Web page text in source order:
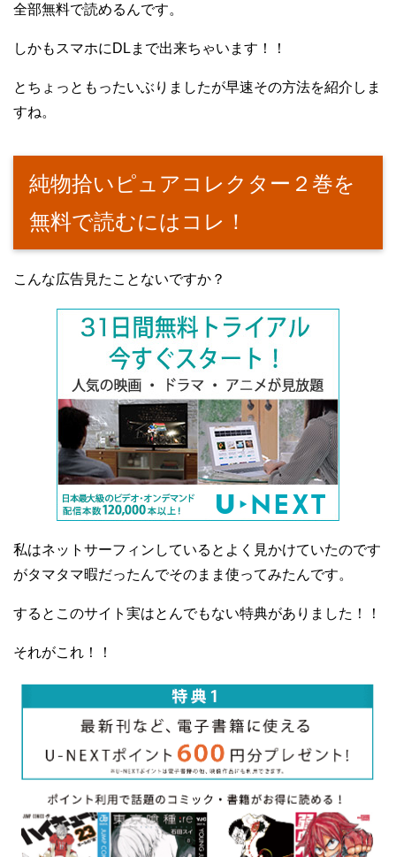
全部無料で読めるんです。
しかもスマホにDLまで出来ちゃいます！！
とちょっともったいぶりましたが早速その方法を紹介しま
すね。
純物拾いピュアコレクター２巻を
無料で読むにはコレ！
こんな広告見たことないですか？
私はネットサーフィンしているとよく見かけていたのです
がタマタマ暇だったんでそのまま使ってみたんです。
するとこのサイト実はとんでもない特典がありました！！
それがこれ！！